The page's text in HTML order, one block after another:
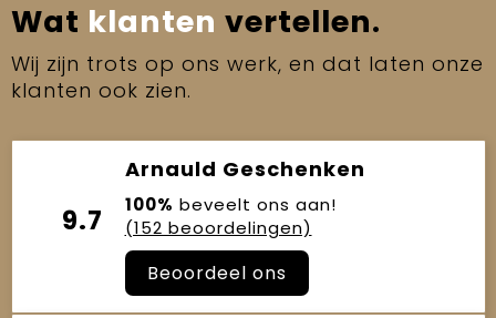
Wat klanten vertellen.
Wij zijn trots op ons werk, en dat laten onze
klanten ook zien.
9.7
Arnauld Geschenken
100% beveelt ons aan!
(152 beoordelingen)
Beoordeel ons